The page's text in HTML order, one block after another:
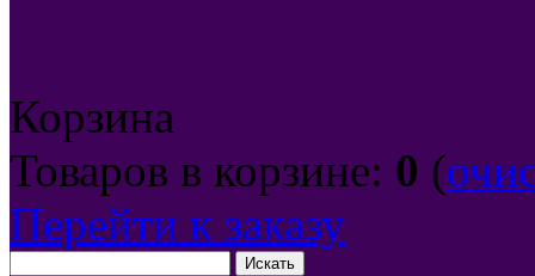
Корзина
Товаров в корзине: 0 (
Перейти к заказу